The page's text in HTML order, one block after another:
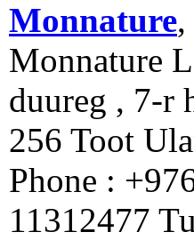
Monnature
Monnature
duureg , 7-r
256 Toot
Phone :
11312477